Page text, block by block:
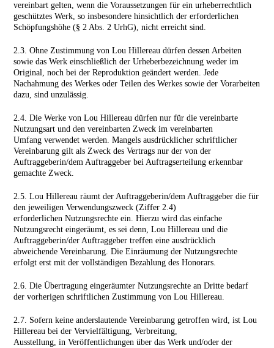
vereinbart gelten, wenn die Voraussetzungen für ein urheberrechtlich
geschütztes Werk, so insbesondere hinsichtlich der erforderlichen
Schöpfungshöhe (§ 2 Abs. 2 UrhG), nicht erreicht sind.
2.3. Ohne Zustimmung von Lou Hillereau dürfen dessen Arbeiten
sowie das Werk einschließlich der Urheberbezeichnung weder im
Original, noch bei der Reproduktion geändert werden. Jede
Nachahmung des Werkes oder Teilen des Werkes sowie der Vorarbeiten
dazu, sind unzulässig.
2.4. Die Werke von Lou Hillereau dürfen nur für die vereinbarte
Nutzungsart und den vereinbarten Zweck im vereinbarten
Umfang verwendet werden. Mangels ausdrücklicher schriftlicher
Vereinbarung gilt als Zweck des Vertrags nur der von der
Auftraggeberin/dem Auftraggeber bei Auftragserteilung erkennbar
gemachte Zweck.
2.5. Lou Hillereau räumt der Auftraggeberin/dem Auftraggeber die für
den jeweiligen Verwendungszweck (Ziffer 2.4)
erforderlichen Nutzungsrechte ein. Hierzu wird das einfache
Nutzungsrecht eingeräumt, es sei denn, Lou Hillereau und die
Auftraggeberin/der Auftraggeber treffen eine ausdrücklich
abweichende Vereinbarung. Die Einräumung der Nutzungsrechte
erfolgt erst mit der vollständigen Bezahlung des Honorars.
2.6. Die Übertragung eingeräumter Nutzungsrechte an Dritte bedarf
der vorherigen schriftlichen Zustimmung von Lou Hillereau.
2.7. Sofern keine anderslautende Vereinbarung getroffen wird, ist Lou
Hillereau bei der Vervielfältigung, Verbreitung,
Ausstellung, in Veröffentlichungen über das Werk und/oder der